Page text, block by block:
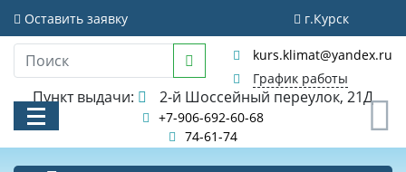
Оставить заявку г.Курск
kurs.klimat@yandex.ru
График работы
Пункт выдачи: 2-й Шоссейный переулок, 21Д
+7-906-692-60-68
74-61-74